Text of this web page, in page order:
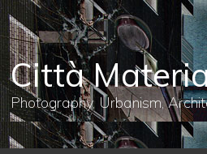
メ
イ
ン
コ
ン
テ
ン
へ
移
Città
Photography, Urbanism,